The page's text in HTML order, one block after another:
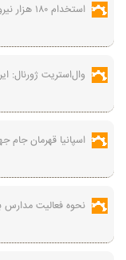
استخدام ۱۸۰ هزار نیروی جدید در آموزش‌ و پرورش
وال‌استریت ژورنال:
اسپانیا قهرمان جام
نحوه فعالیت